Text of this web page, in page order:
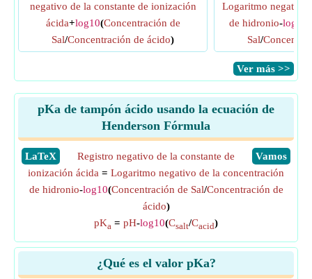
negativo de la constante de ionización
ácida+log10(Concentración de
Sal/Concentración de ácido)
Logaritmo negativo
de hidronio-log10
Sal/
​Ver más >>
pKa de tampón ácido usando la ecuación de
Henderson Fórmula
​LaTeX ​Vamos
Registro negativo de la constante de
ionización ácida = Logaritmo negativo de la concentración
de hidronio-log10(Concentración de Sal/Concentración de
ácido)
pKa = pH-log10(Csalt/Cacid)
¿Qué es el valor pKa?